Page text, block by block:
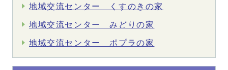
地域交流センター くすのきの家
地域交流センター みどりの家
地域交流センター ポプラの家